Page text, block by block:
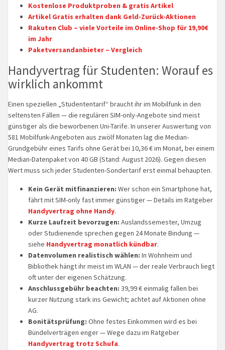
Kostenlose Produktproben & gratis Artikel
Artikel Gratis erhalten dank Geld-Zurück-Aktionen
Rakuten Club – viele Vorteile im Online-Shop für 19,90€
im Jahr
Paketversandanbieter – Vergleich
Handyvertrag für Studenten: Worauf es
wirklich ankommt
Einen speziellen „Studententarif“ braucht ihr im Mobilfunk in den
seltensten Fällen — die regulären SIM-only-Angebote sind meist
günstiger als die beworbenen Uni-Tarife. In unserer Auswertung von
581 Mobilfunk-Angeboten aus zwölf Monaten lag die Median-
Grundgebühr eines Tarifs ohne Gerät bei 10,36 € im Monat, bei einem
Median-Datenpaket von 40 GB (Stand: August 2026). Gegen diesen
Wert muss sich jeder Studenten-Sondertarif erst einmal behaupten.
Kein Gerät mitfinanzieren: Wer schon ein Smartphone hat,
fährt mit SIM-only fast immer günstiger — Details im Ratgeber
Handyvertrag ohne Handy.
Kurze Laufzeit bevorzugen: Auslandssemester, Umzug
oder Studienende sprechen gegen 24 Monate Bindung —
siehe Handyvertrag monatlich kündbar.
Datenvolumen realistisch wählen: In Wohnheim und
Bibliothek hängt ihr meist im WLAN — der reale Verbrauch liegt
oft unter der eigenen Schätzung.
Anschlussgebühr beachten: 39,99 € einmalig fallen bei
kurzer Nutzung stark ins Gewicht; achtet auf Aktionen ohne
AG.
Bonitätsprüfung: Ohne festes Einkommen wird es bei
Bündelverträgen enger — Wege dazu im Ratgeber
Handyvertrag trotz Schufa.